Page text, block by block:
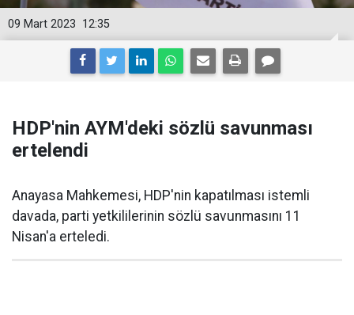
12:35
09 Mart 2023
HDP'nin AYM'deki sözlü savunması
ertelendi
Anayasa Mahkemesi, HDP'nin kapatılması istemli
davada, parti yetkililerinin sözlü savunmasını 11
Nisan'a erteledi.